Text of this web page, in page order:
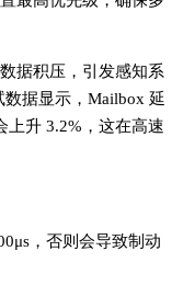
据积压，引发感知系
据显示，Mailbox 延
上升 3.2%，这在高速
，否则会导致制动